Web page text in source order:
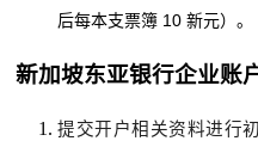
后每本支票簿 10 新元）。
新加坡东亚银行企业账
提交开户相关资料进行